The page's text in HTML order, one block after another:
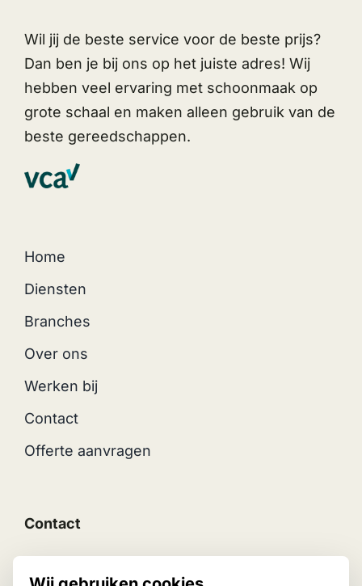
Wil jij de beste service voor de beste prijs?
Dan ben je bij ons op het juiste adres! Wij
hebben veel ervaring met schoonmaak op
grote schaal en maken alleen gebruik van de
beste gereedschappen.
Home
Diensten
Branches
Over ons
Werken bij
Contact
Offerte aanvragen
Contact